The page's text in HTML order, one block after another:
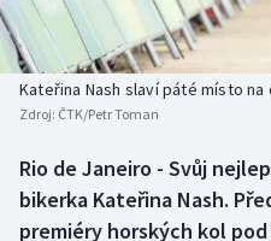
Basketbal
Biatlon
Box
Historické návraty
Aplikace ČT sport
Kateřina Nash slaví páté místo na
Zdroj: ČTK/Petr Toman
Rio de Janeiro - Svůj
bikerka Kateřina Nash.
premiéry horských kol